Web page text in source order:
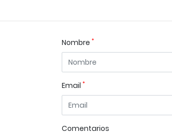
Nombre *
Email *
Comentarios